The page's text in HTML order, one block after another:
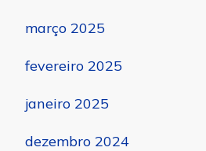
março 2025
fevereiro 2025
janeiro 2025
dezembro 2024